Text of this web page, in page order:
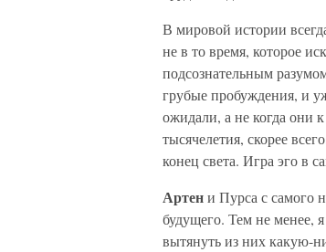
В мировой истории
не в то время, которое
подсознательным
грубые пробуждения, и
ожидали, а не когда они
тысячелетия, скорее
конец света. Игра эго в
Артени Пурса с самого
будущего. Тем не менее,
вытянуть из них какую-